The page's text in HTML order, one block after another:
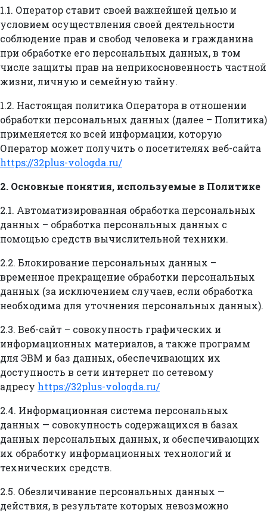
1.1. Оператор ставит своей важнейшей целью и
условием осуществления своей деятельности
соблюдение прав и свобод человека и гражданина
при обработке его персональных данных, в том
числе защиты прав на неприкосновенность частной
жизни, личную и семейную тайну.
1.2. Настоящая политика Оператора в отношении
обработки персональных данных (далее – Политика)
применяется ко всей информации, которую
Оператор может получить о посетителях веб-сайта
https://32plus-vologda.ru/
2. Основные понятия, используемые в Политике
2.1. Автоматизированная обработка персональных
данных – обработка персональных данных с
помощью средств вычислительной техники.
2.2. Блокирование персональных данных –
временное прекращение обработки персональных
данных (за исключением случаев, если обработка
необходима для уточнения персональных данных).
2.3. Веб-сайт – совокупность графических и
информационных материалов, а также программ
для ЭВМ и баз данных, обеспечивающих их
доступность в сети интернет по сетевому
адресу https://32plus-vologda.ru/
2.4. Информационная система персональных
данных — совокупность содержащихся в базах
данных персональных данных, и обеспечивающих
их обработку информационных технологий и
технических средств.
2.5. Обезличивание персональных данных —
действия, в результате которых невозможно